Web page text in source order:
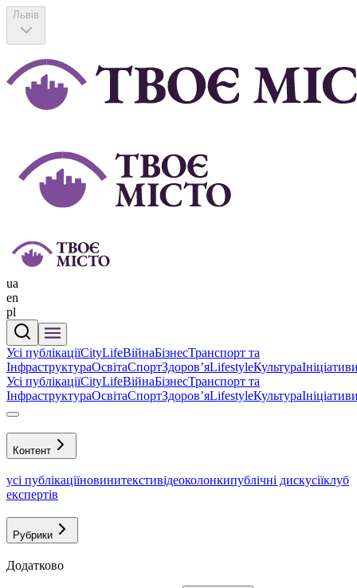
Львів
ua
en
pl
Усі публікаціїCityLifeВійнаБізнесТранспорт та
ІнфраструктураОсвітаСпортЗдоровʼяLifestyleКультура
Усі публікаціїCityLifeВійнаБізнесТранспорт та
ІнфраструктураОсвітаСпортЗдоровʼяLifestyleКультура
Контент
усі публікаціїновинитекстивідеоколонкипублічні дискусіїклуб
експертів
Рубрики
Додатково